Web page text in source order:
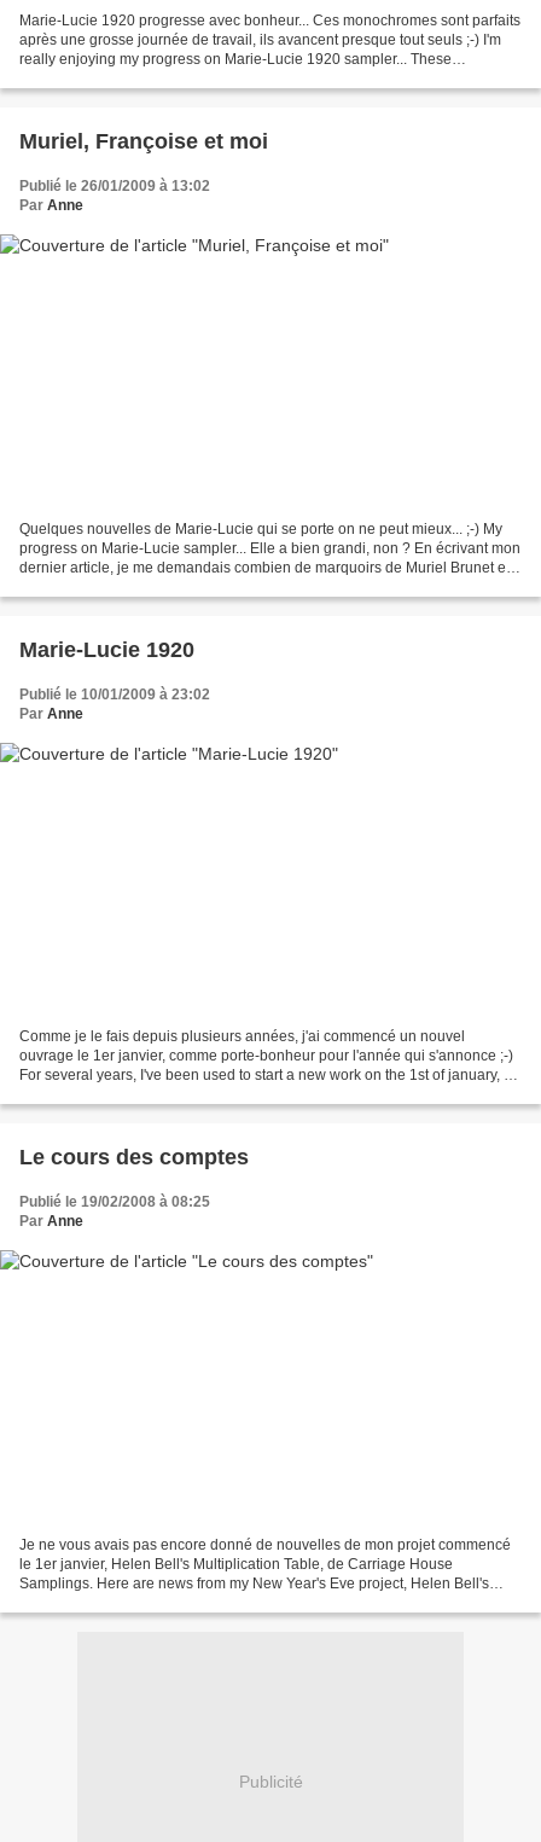
Marie-Lucie 1920 progresse avec bonheur... Ces monochromes sont parfaits
après une grosse journée de travail, ils avancent presque tout seuls ;-) I'm
really enjoying my progress on Marie-Lucie 1920 sampler... These
Muriel, Françoise et moi
Publié le 26/01/2009 à 13:02
Par Anne
Quelques nouvelles de Marie-Lucie qui se porte on ne peut mieux... ;-) My
progress on Marie-Lucie sampler... Elle a bien grandi, non ? En écrivant mon
dernier article, je me demandais combien de marquoirs de Muriel Brunet et
Marie-Lucie 1920
Publié le 10/01/2009 à 23:02
Par Anne
Comme je le fais depuis plusieurs années, j'ai commencé un nouvel
ouvrage le 1er janvier, comme porte-bonheur pour l'année qui s'annonce ;-)
For several years, I've been used to start a new work on the 1st of january, as
Le cours des comptes
Publié le 19/02/2008 à 08:25
Par Anne
Je ne vous avais pas encore donné de nouvelles de mon projet commencé
le 1er janvier, Helen Bell's Multiplication Table, de Carriage House
Samplings. Here are news from my New Year's Eve project, Helen Bell's
Publicité